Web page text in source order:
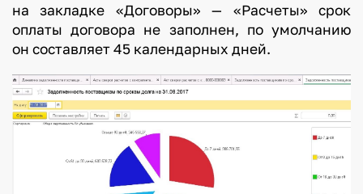
на закладке «Договоры» — «Расчеты» срок
оплаты договора не заполнен, по умолчанию
он составляет 45 календарных дней.